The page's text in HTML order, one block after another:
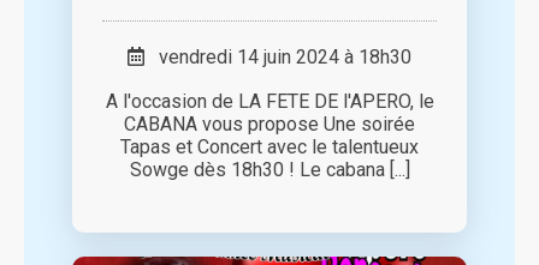
vendredi 14 juin 2024 à 18h30
A l'occasion de LA FETE DE l'APERO, le
CABANA vous propose Une soirée
Tapas et Concert avec le talentueux
Sowge dès 18h30 ! Le cabana [...]